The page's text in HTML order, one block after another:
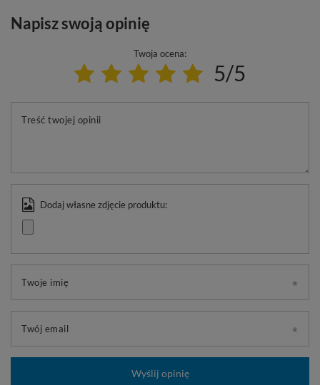
Napisz swoją opinię
Twoja ocena:
5/5
Treść twojej opinii
Dodaj własne zdjęcie produktu:
Twoje imię
Twój email
Wyślij opinię